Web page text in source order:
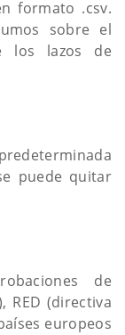
formato .csv.
sobre el
los lazos de
puede quitar
de
RED (directiva
europeos